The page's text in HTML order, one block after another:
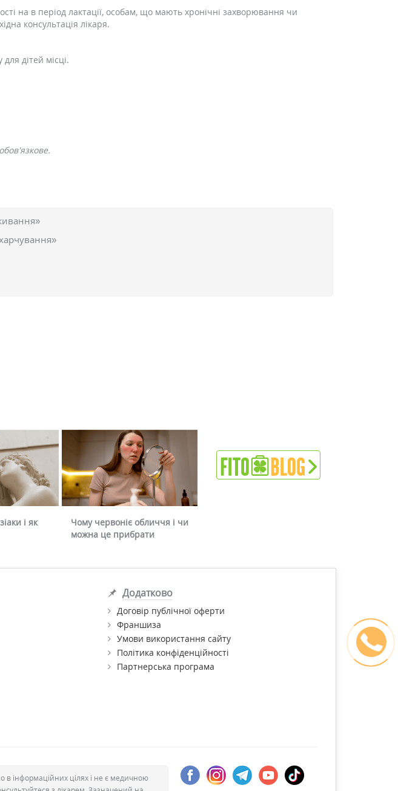
на в період лактації, особам, що мають хронічні захворювання чи
консультація лікаря.
дітей місці.
і як
Чому червоніє обличчя і чи
можна це прибрати
Додатково
Договір публічної оферти
Франшиза
Умови використання сайту
Політика конфіденційності
Партнерська програма
в інформаційних цілях і не є медичною